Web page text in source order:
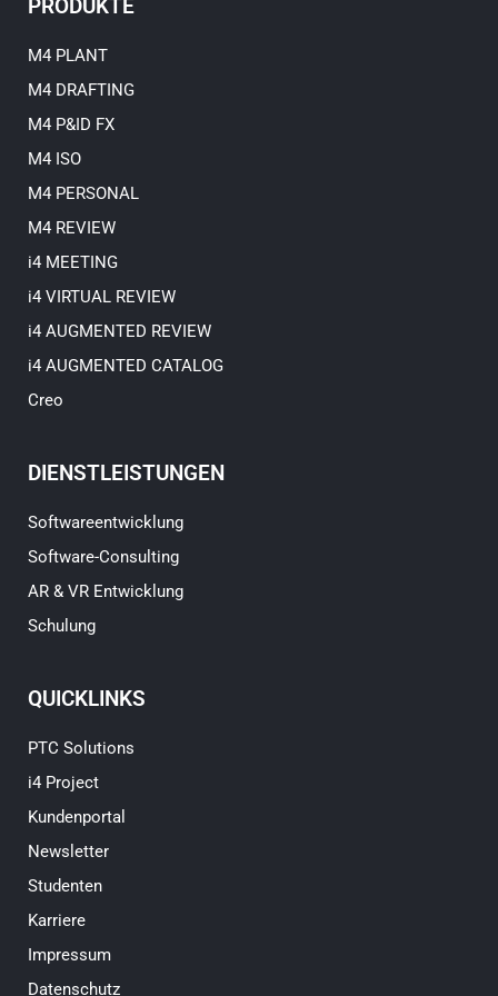
d
n
b
PRODUKTE
M4 PLANT
M4 DRAFTING
M4 P&ID FX
M4 ISO
M4 PERSONAL
M4 REVIEW
i4 MEETING
i4 VIRTUAL REVIEW
i4 AUGMENTED REVIEW
i4 AUGMENTED CATALOG
Creo
DIENSTLEISTUNGEN
Softwareentwicklung
Software-Consulting
AR & VR Entwicklung
Schulung
QUICKLINKS
PTC Solutions
i4 Project
Kundenportal
Newsletter
Studenten
Karriere
Impressum
Datenschutz